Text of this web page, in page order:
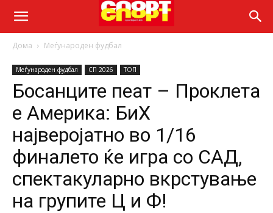
Дома Меѓународен фудбал
Меѓународен фудбал СП 2026 ТОП
Босанците пеат – Проклета
е Америка: БиХ
најверојатно во 1/16
финалето ќе игра со САД,
спектакуларно вкрстување
на групите Ц и Ф!